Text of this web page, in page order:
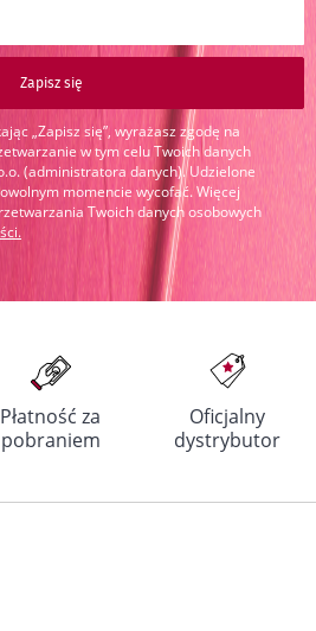
Zapisz się
„Zapisz się”, wyrażasz zgodę na
w tym celu Twoich danych
(administratora danych). Udzielone
momencie wycofać. Więcej
Twoich danych osobowych
.
Płatność za
pobraniem
Oficjalny
dystrybutor